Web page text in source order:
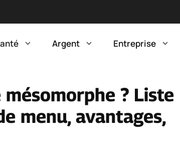
Argent Entreprise
mésomorphe ? Liste
menu, avantages,